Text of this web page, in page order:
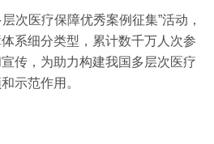
次医疗保障优秀案例征集”活动，
系细分类型，累计数千万人次参
传，为助力构建我国多层次医疗
示范作用。